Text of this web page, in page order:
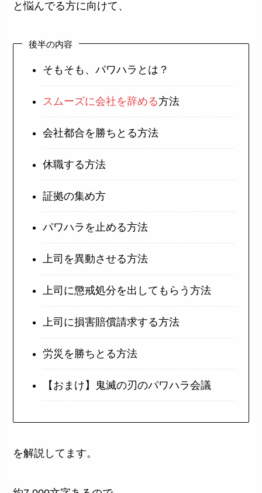
と悩んでる方に向けて、
後半の内容
そもそも、パワハラとは？
スムーズに会社を辞める方法
会社都合を勝ちとる方法
休職する方法
証拠の集め方
パワハラを止める方法
上司を異動させる方法
上司に懲戒処分を出してもらう方法
上司に損害賠償請求する方法
労災を勝ちとる方法
【おまけ】鬼滅の刃のパワハラ会議
を解説してます。